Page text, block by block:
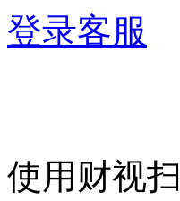
登录客服
使用财视